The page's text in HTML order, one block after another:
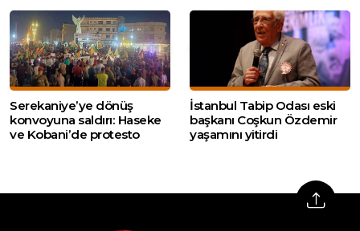
Serekaniye’ye dönüş
konvoyuna saldırı: Haseke
ve Kobani’de protesto
İstanbul Tabip Odası eski
başkanı Coşkun Özdemir
yaşamını yitirdi